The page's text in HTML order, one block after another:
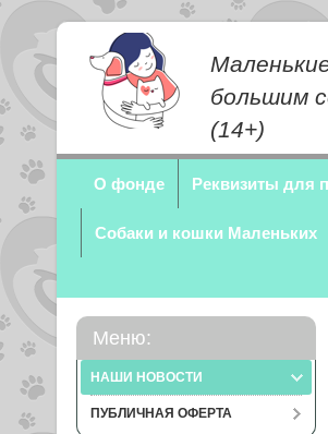
большим
(14+)
О фонде Реквизиты для
Собаки и кошки Маленьких
Меню:
НАШИ НОВОСТИ
ПУБЛИЧНАЯ ОФЕРТА